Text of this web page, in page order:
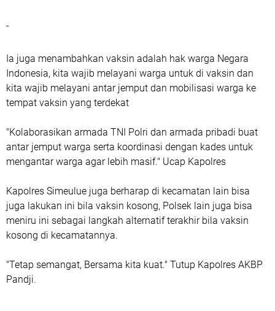
-
Ia juga menambahkan vaksin adalah hak warga Negara
Indonesia, kita wajib melayani warga untuk di vaksin dan
kita wajib melayani antar jemput dan mobilisasi warga ke
tempat vaksin yang terdekat
"Kolaborasikan armada TNI Polri dan armada pribadi buat
antar jemput warga serta koordinasi dengan kades untuk
mengantar warga agar lebih masif." Ucap Kapolres
Kapolres Simeulue juga berharap di kecamatan lain bisa
juga lakukan ini bila vaksin kosong, Polsek lain juga bisa
meniru ini sebagai langkah alternatif terakhir bila vaksin
kosong di kecamatannya.
"Tetap semangat, Bersama kita kuat." Tutup Kapolres AKBP
Pandji.